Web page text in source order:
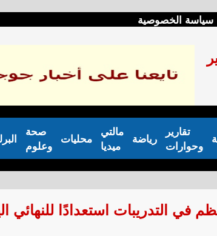
سياسة الخصوصية
صحة
وعلوم
محليات
مالتي
ميديا
رياضة
تقارير
وحوارات
في التدريبات استعدادًا للنهائي